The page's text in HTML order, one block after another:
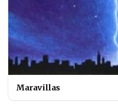
Maravillas